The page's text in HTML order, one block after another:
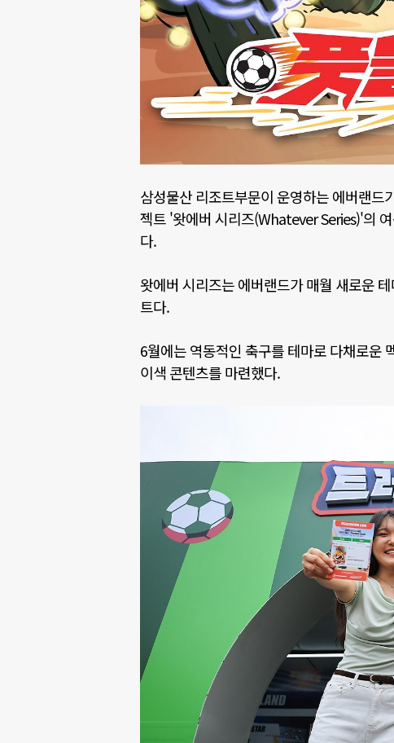
삼성물산 리조트부문이 운영하는 에버랜드
젝트'왓에버 시리즈(Whatever Series)'의
다.
왓에버 시리즈는 에버랜드가 매월 새로운
트다.
6월에는 역동적인 축구를 테마로 다채로운
이색 콘텐츠를 마련했다.